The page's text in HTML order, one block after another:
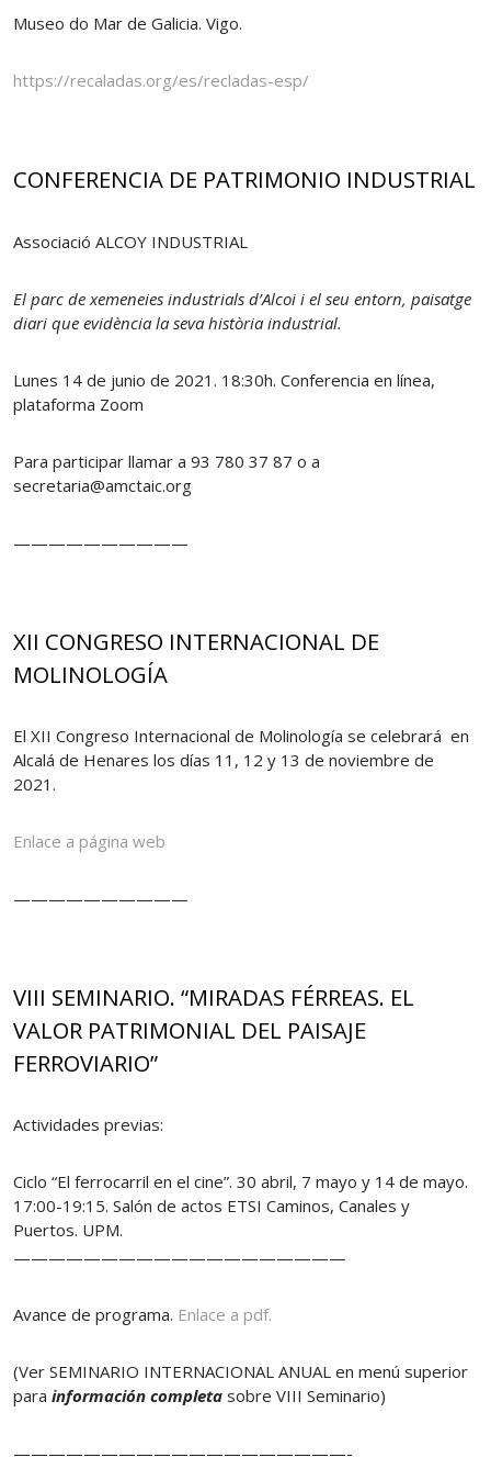
Museo do Mar de Galicia. Vigo.
https://recaladas.org/es/recladas-esp/
CONFERENCIA DE PATRIMONIO INDUSTRIAL
Associació ALCOY INDUSTRIAL
El parc de xemeneies industrials d’Alcoi i el seu entorn, paisatge
diari que evidència la seva història industrial.
Lunes 14 de junio de 2021. 18:30h. Conferencia en línea,
plataforma Zoom
Para participar llamar a 93 780 37 87 o a
secretaria@amctaic.org
——————————
XII CONGRESO INTERNACIONAL DE
MOLINOLOGÍA
El XII Congreso Internacional de Molinología se celebrará en
Alcalá de Henares los días 11, 12 y 13 de noviembre de
2021.
Enlace a página web
——————————
VIII SEMINARIO. “MIRADAS FÉRREAS. EL
VALOR PATRIMONIAL DEL PAISAJE
FERROVIARIO”
Actividades previas:
Ciclo “El ferrocarril en el cine”. 30 abril, 7 mayo y 14 de mayo.
17:00-19:15. Salón de actos ETSI Caminos, Canales y
Puertos. UPM.
———————————————————
Avance de programa. Enlace a pdf.
(Ver SEMINARIO INTERNACIONAL ANUAL en menú superior
para información completa sobre VIII Seminario)
———————————————————-